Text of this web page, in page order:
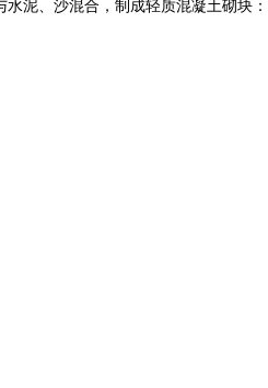
泥、沙混合，制成轻质混凝土砌块：